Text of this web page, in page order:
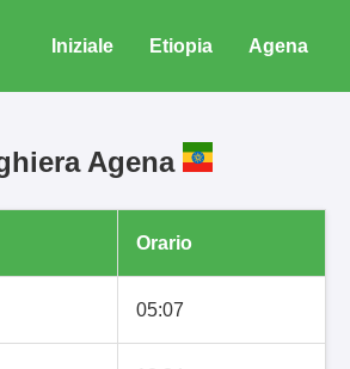
Iniziale Etiopia Agena
Agena
Orario
05:07